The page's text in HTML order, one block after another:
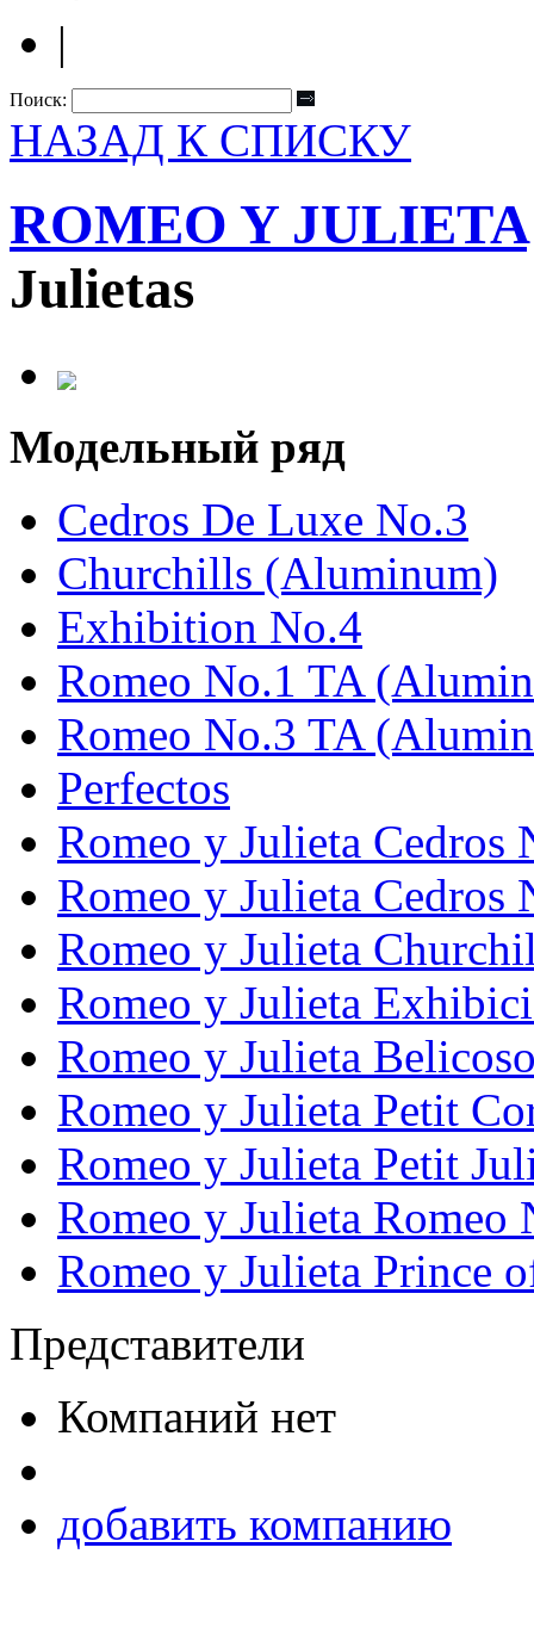
|
Поиск:
НАЗАД К СПИСКУ
ROMEO Y JULIETA
Julietas
Модельный ряд
Cedros De Luxe No.3
Churchills (Aluminum)
Exhibition No.4
Romeo No.1 TA
Romeo No.3 TA
Perfectos
Romeo y Julieta Cedros
Romeo y Julieta Cedros
Romeo y Julieta
Romeo y Julieta
Romeo y Julieta
Romeo y Julieta Petit
Romeo y Julieta Petit
Romeo y Julieta Romeo
Romeo y Julieta Prince
Представители
Компаний нет
добавить компанию